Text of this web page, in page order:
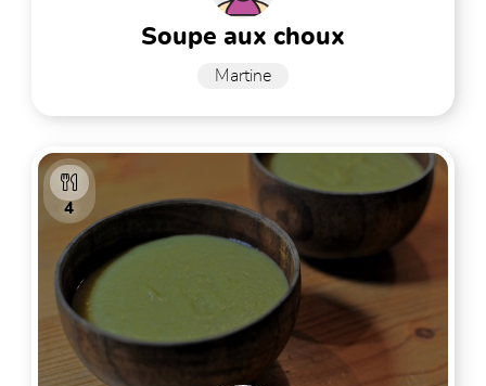
soupe aux choux
Martine
4